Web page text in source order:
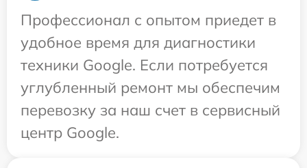
Профессионал с опытом приедет в
удобное время для диагностики
техники Google. Если потребуется
углубленный ремонт мы обеспечим
перевозку за наш счет в сервисный
центр Google.